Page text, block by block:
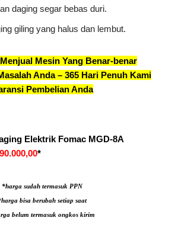
daging segar bebas duri.
giling yang halus dan lembut.
Mesin Yang Benar-benar
Anda – 365 Hari Penuh Kami
Pembelian Anda
Elektrik Fomac MGD-8A
*
*harga sudah termasuk PPN
bisa berubah setiap saat
belum termasuk ongkos kirim